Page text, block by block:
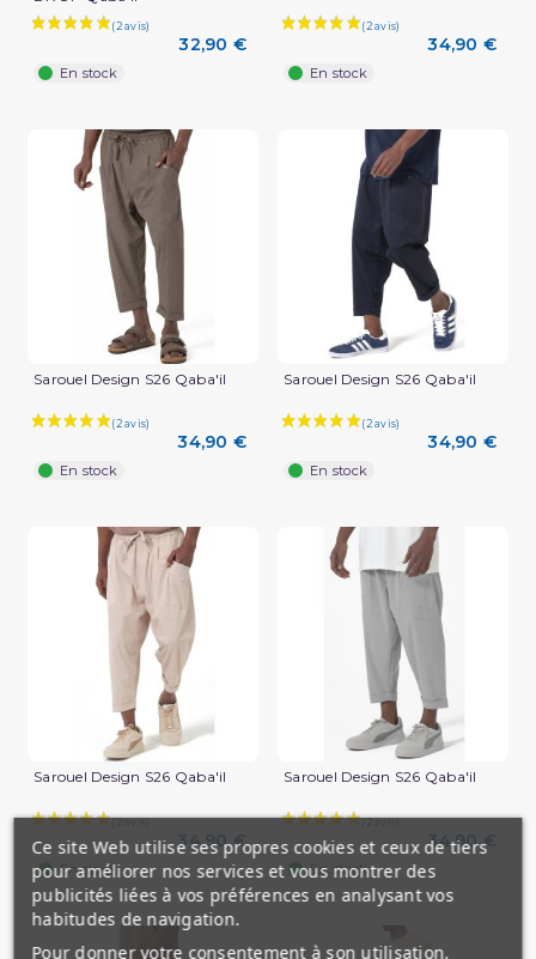
(1 avis)
32,90 €
En stock
34,90 €
En stock
Sarouel Design S26 Qaba'il
34,90 €
En stock
Sarouel Design S26 Qaba'il
34,90 €
En stock
Sarouel Design S26 Qaba'il
34,90 €
En stock
Sarouel Design S26 Qaba'il
34,90 €
En stock
Ce site Web utilise ses propres cookies et ceux de tiers
pour améliorer nos services et vous montrer des
publicités liées à vos préférences en analysant vos
habitudes de navigation.
Pour donner votre consentement à son utilisation,